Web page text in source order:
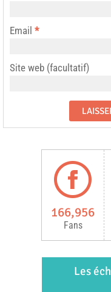
Email *
Site web (facultatif)
166,956
Fans
Les